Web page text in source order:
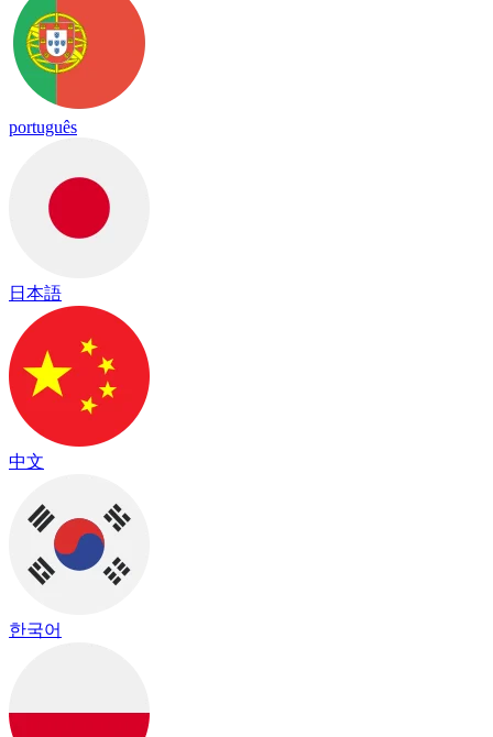
português
日本語
中文
한국어